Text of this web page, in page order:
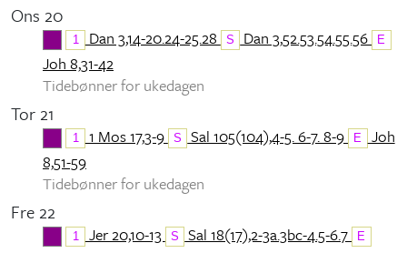
Ons 20
1 Dan 3,14-20.24-25.28 S Dan 3,52.53.54.55.56 E
Joh 8,31-42
Tidebønner for ukedagen
Tor 21
1 1 Mos 17,3-9 S Sal 105(104),4-5. 6-7. 8-9 E
Joh
8,51-59
Tidebønner for ukedagen
Fre 22
1 Jer 20,10-13 S Sal 18(17),2-3a.3bc-4.5-6.7 E